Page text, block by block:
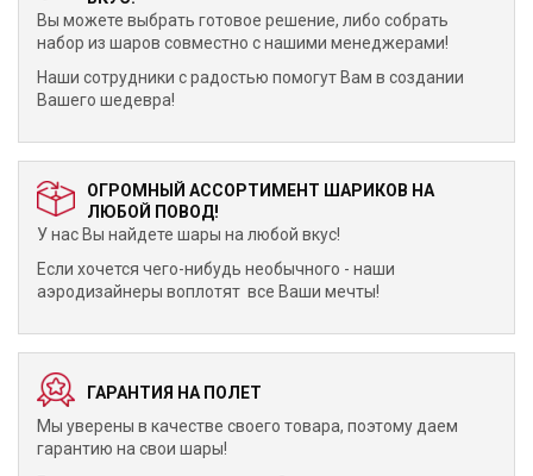
Вы можете выбрать готовое решение, либо собрать
набор из шаров совместно с нашими менеджерами!
Наши сотрудники с радостью помогут Вам в создании
Вашего шедевра!
ОГРОМНЫЙ АССОРТИМЕНТ ШАРИКОВ НА
ЛЮБОЙ ПОВОД!
У нас Вы найдете шары на любой вкус!
Если хочется чего-нибудь необычного - наши
аэродизайнеры воплотят все Ваши мечты!
ГАРАНТИЯ НА ПОЛЕТ
Мы уверены в качестве своего товара, поэтому даем
гарантию на свои шары!